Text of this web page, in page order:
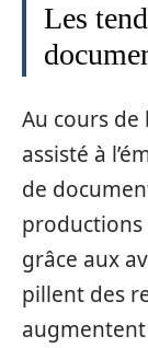
Les
Au cours
assisté à
de
grâce aux
pillent des